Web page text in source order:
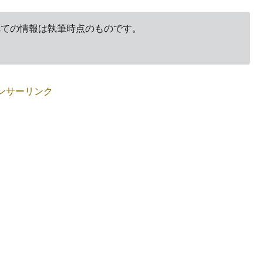
の情報は執筆時点のものです。
サーリンク